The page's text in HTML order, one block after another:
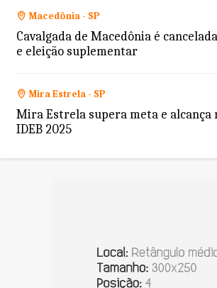
Macedônia - SP
Cavalgada de Macedônia é
e eleição suplementar
Mira Estrela - SP
Mira Estrela supera meta e alcança
IDEB 2025